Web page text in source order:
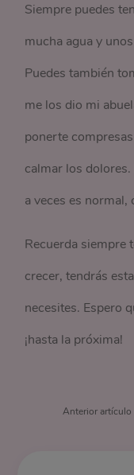
Siempre puedes
mucha agua y
Puedes también
me los dio mi
ponerte
calmar los
a veces es
Recuerda siempre
crecer, tendrás
necesites. Espero
¡hasta la próxima!
Anterior artículo